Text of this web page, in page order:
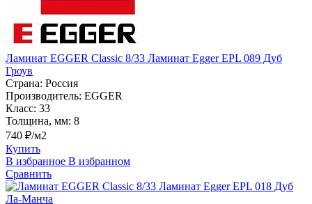
Ламинат EGGER Classic 8/33 Ламинат Egger EPL 089 Дуб
Гроув
Страна: Россия
Производитель: EGGER
Класс: 33
Толщина, мм: 8
740 ₽/м2
Купить
В избранное В избранном
Сравнить